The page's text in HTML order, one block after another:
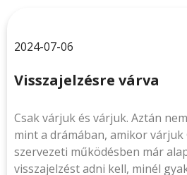
2024-07-06
Visszajelzésre várva
Csak várjuk és várjuk. Aztán
mint a drámában, amikor várjuk
szervezeti működésben már
visszajelzést adni kell, minél